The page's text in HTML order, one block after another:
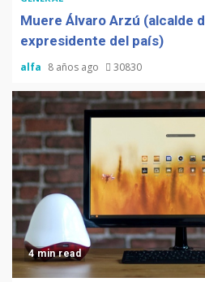
Muere Álvaro Arzú (alcalde
expresidente del país)
alfa 8 años ago 30830
4 min read